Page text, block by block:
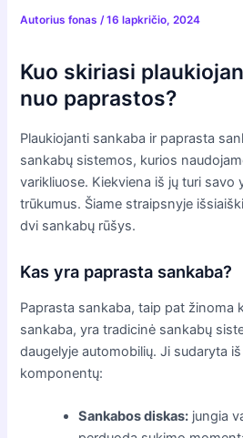
Autorius fonas/16 lapkričio, 2024
Kuo skiriasi
nuo paprastos?
Plaukiojanti sankaba ir paprasta
sankabų sistemos, kurios
varikliuose. Kiekviena iš jų turi savo
trūkumus. Šiame straipsnyje
dvi sankabų rūšys.
Kas yra paprasta sankaba?
Paprasta sankaba, taip pat žinoma
sankaba, yra tradicinė sankabų
daugelyje automobilių. Ji sudaryta
komponentų:
Sankabos diskas: jungia